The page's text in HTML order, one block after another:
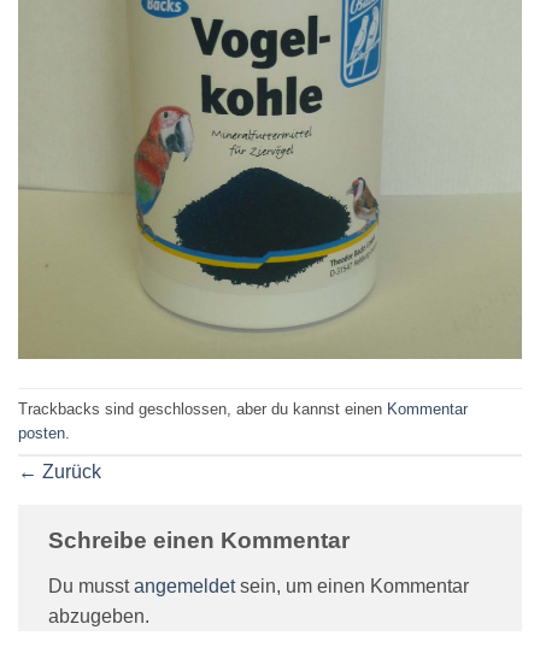
Trackbacks sind geschlossen, aber du kannst einen Kommentar
posten
← Zurück
Schreibe einen Kommentar
Du musstangemeldetsein, um einen Kommentar
abzugeben.